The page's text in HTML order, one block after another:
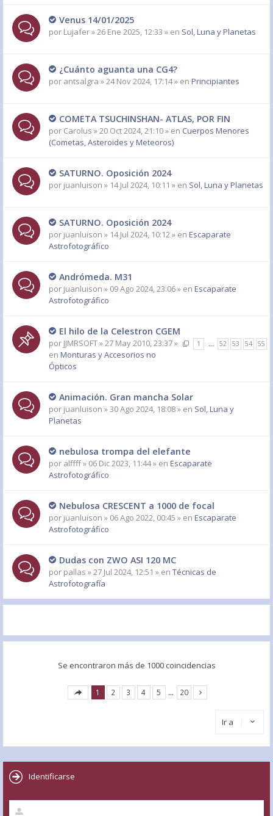
Venus 14/01/2025
por Lujafer» 26 Ene 2025, 12:33 » en Sol, Luna y Planetas
¿Cuánto aguanta una CG4?
por antsalgra » 24 Nov 2024, 17:14 » en Principiantes
COMETA TSUCHINSHAN- ATLAS, POR FIN
por Carolus » 20 Oct 2024, 21:10 » en Cuerpos Menores
(Cometas, Asteroides y Meteoros)
SATURNO. Oposición 2024
por juanluison » 14 Jul 2024, 10:11 » en Sol, Luna y Planetas
SATURNO. Oposición 2024
por juanluison » 14 Jul 2024, 10:12 » en Escaparate
Astrofotográfico
Andrómeda. M31
por juanluison » 09 Ago 2024, 23:06 » en Escaparate
Astrofotográfico
El hilo de la Celestron CGEM
1 52 53 54 55
por JJMRSOFT» 27 May 2010, 23:37 »
en Monturas y Accesorios no
Ópticos
Animación. Gran mancha Solar
por juanluison » 30 Ago 2024, 18:08 » en Sol, Luna y
Planetas
nebulosa trompa del elefante
por alffff» 06 Dic 2023, 11:44 » en Escaparate
Astrofotográfico
Nebulosa CRESCENT a 1000 de focal
por juanluison » 06 Ago 2022, 00:45 » en Escaparate
Astrofotográfico
Dudas con ZWO ASI 120 MC
por pallas » 27 Jul 2024, 12:51 » en Técnicas de
Astrofotografía
Se encontraron más de 1000 coincidencias
1 2 3 4 5 … 20
Ir a
Identificarse